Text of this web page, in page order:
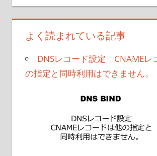
よく読まれている記事
DNSレコード設定 CNAMEレ
の指定と同時利用はできません。